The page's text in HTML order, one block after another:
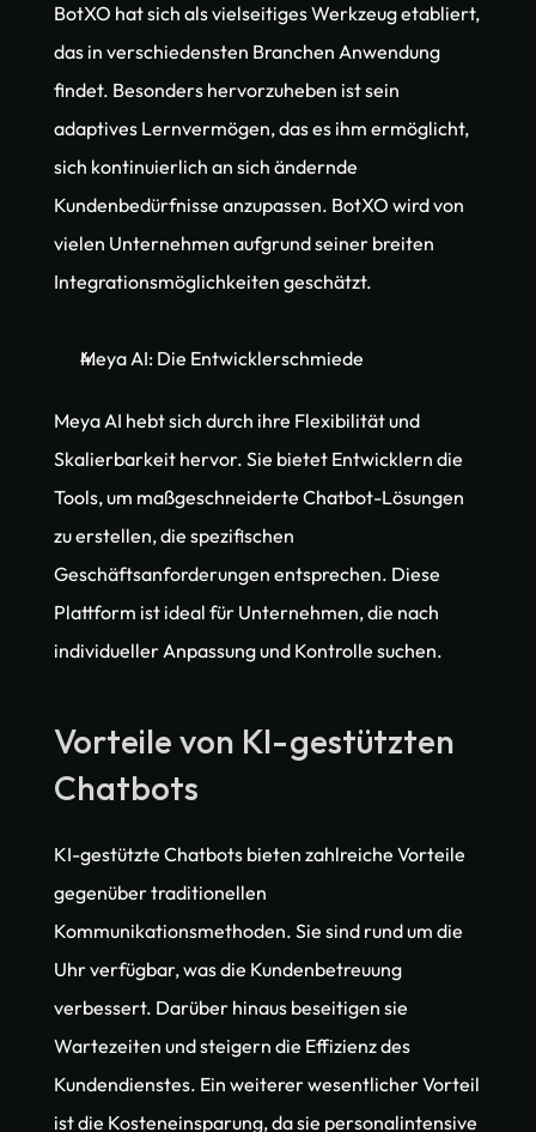
BotXO hat sich als vielseitiges Werkzeug etabliert,
das in verschiedensten Branchen Anwendung
findet. Besonders hervorzuheben ist sein
adaptives Lernvermögen, das es ihm ermöglicht,
sich kontinuierlich an sich ändernde
Kundenbedürfnisse anzupassen. BotXO wird von
vielen Unternehmen aufgrund seiner breiten
Integrationsmöglichkeiten geschätzt.
Meya AI: Die Entwicklerschmiede
Meya AI hebt sich durch ihre Flexibilität und
Skalierbarkeit hervor. Sie bietet Entwicklern die
Tools, um maßgeschneiderte Chatbot-Lösungen
zu erstellen, die spezifischen
Geschäftsanforderungen entsprechen. Diese
Plattform ist ideal für Unternehmen, die nach
individueller Anpassung und Kontrolle suchen.
Vorteile von KI-gestützten
Chatbots
KI-gestützte Chatbots bieten zahlreiche Vorteile
gegenüber traditionellen
Kommunikationsmethoden. Sie sind rund um die
Uhr verfügbar, was die Kundenbetreuung
verbessert. Darüber hinaus beseitigen sie
Wartezeiten und steigern die Effizienz des
Kundendienstes. Ein weiterer wesentlicher Vorteil
ist die Kosteneinsparung, da sie personalintensive